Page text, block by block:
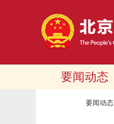
要闻动态
要闻动态